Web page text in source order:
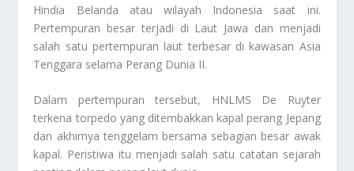
Hindia Belanda atau wilayah Indonesia saat ini.
Pertempuran besar terjadi di Laut Jawa dan menjadi
salah satu pertempuran laut terbesar di kawasan Asia
Tenggara selama Perang Dunia II.
Dalam pertempuran tersebut, HNLMS De Ruyter
terkena torpedo yang ditembakkan kapal perang Jepang
dan akhirnya tenggelam bersama sebagian besar awak
kapal. Peristiwa itu menjadi salah satu catatan sejarah